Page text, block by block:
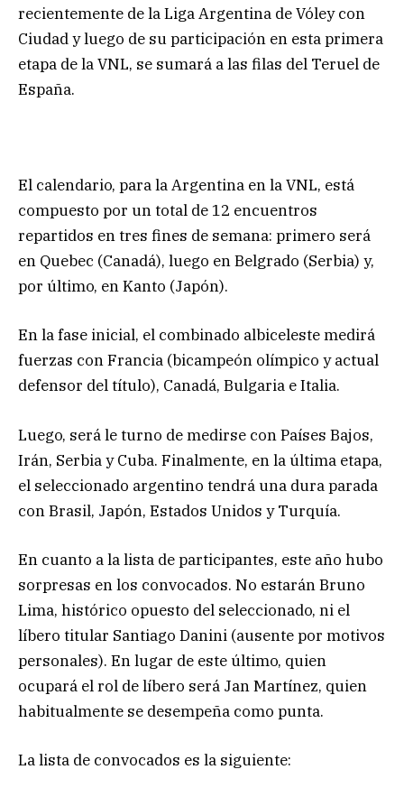
recientemente de la Liga Argentina de Vóley con
Ciudad y luego de su participación en esta primera
etapa de la VNL, se sumará a las filas del Teruel de
España.
El calendario, para la Argentina en la VNL, está
compuesto por un total de 12 encuentros
repartidos en tres fines de semana: primero será
en Quebec (Canadá), luego en Belgrado (Serbia) y,
por último, en Kanto (Japón).
En la fase inicial, el combinado albiceleste medirá
fuerzas con Francia (bicampeón olímpico y actual
defensor del título), Canadá, Bulgaria e Italia.
Luego, será le turno de medirse con Países Bajos,
Irán, Serbia y Cuba. Finalmente, en la última etapa,
el seleccionado argentino tendrá una dura parada
con Brasil, Japón, Estados Unidos y Turquía.
En cuanto a la lista de participantes, este año hubo
sorpresas en los convocados. No estarán Bruno
Lima, histórico opuesto del seleccionado, ni el
líbero titular Santiago Danini (ausente por motivos
personales). En lugar de este último, quien
ocupará el rol de líbero será Jan Martínez, quien
habitualmente se desempeña como punta.
La lista de convocados es la siguiente: